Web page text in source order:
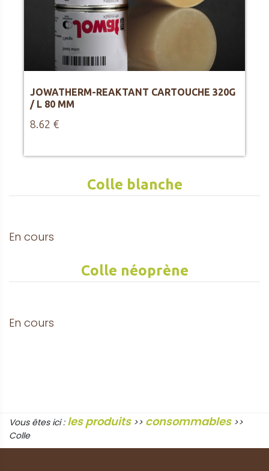
JOWATHERM-REAKTANT CARTOUCHE 320G
/ L 80 MM
8.62 €
Colle blanche
En cours
Colle néoprène
En cours
Vous êtes ici : les produits>> consommables>>
Colle